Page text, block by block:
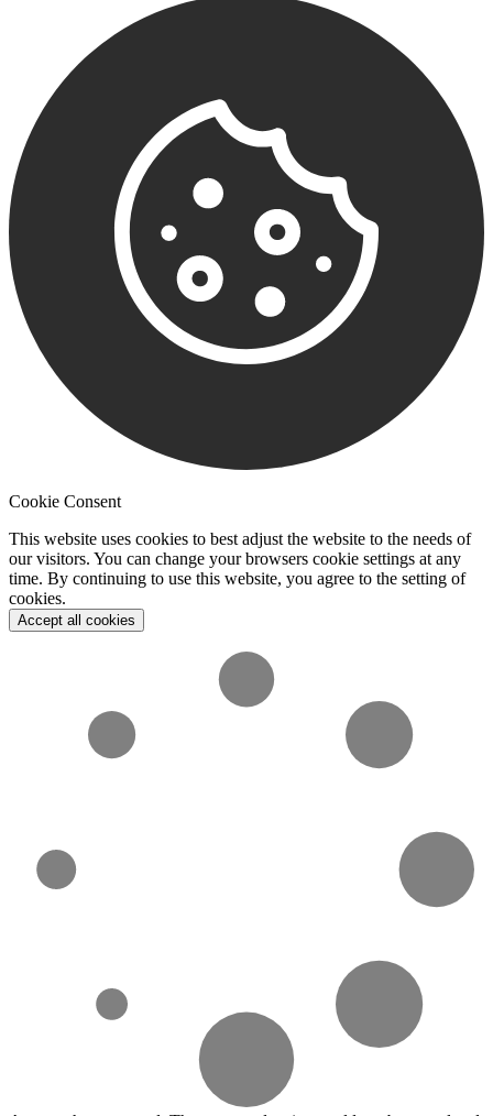
Cookie Consent
This website uses cookies to best adjust the website to the needs of
our visitors. You can change your browsers cookie settings at any
time. By continuing to use this website, you agree to the setting of
cookies.
Accept all cookies